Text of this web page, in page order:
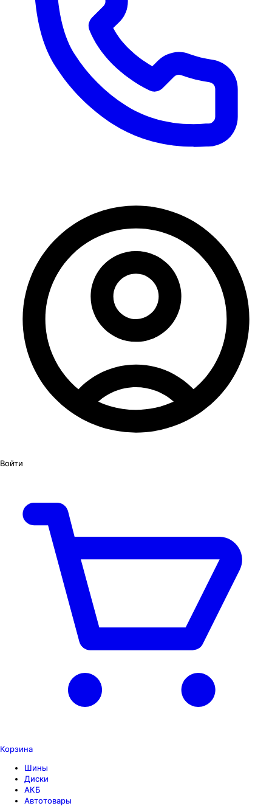
Войти
Корзина
Шины
Диски
АКБ
Автотовары